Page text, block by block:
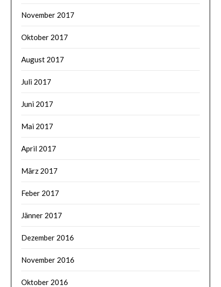
November 2017
Oktober 2017
August 2017
Juli 2017
Juni 2017
Mai 2017
April 2017
März 2017
Feber 2017
Jänner 2017
Dezember 2016
November 2016
Oktober 2016